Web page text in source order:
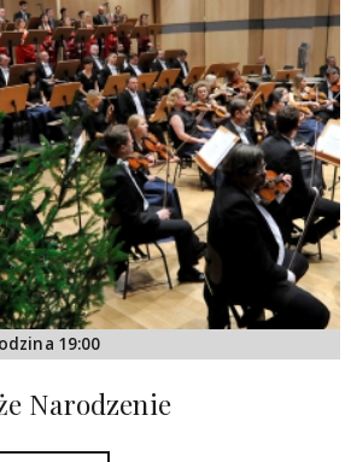
19:00
Narodzenie